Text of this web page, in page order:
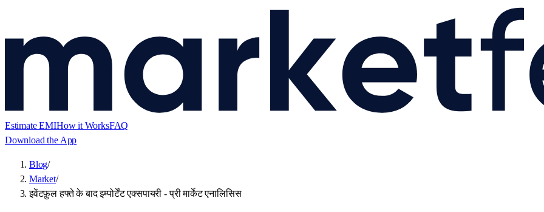
Estimate EMIHow it WorksFAQ
Download the App
Blog/
Market/
इवेंटफ़ुल हफ्ते के बाद इम्पोर्टेंट एक्सपायरी - प्री मार्केट एनालिसिस